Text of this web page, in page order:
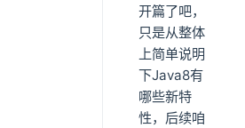
开篇了吧，
只是从整体
上简单说明
下Java8有
哪些新特
性，后续咱